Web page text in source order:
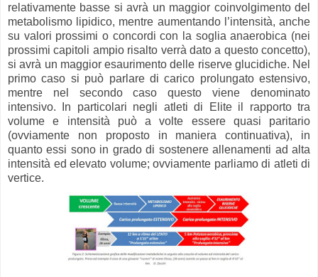
relativamente basse si avrà un maggior coinvolgimento del
metabolismo lipidico, mentre aumentando l’intensità, anche
su valori prossimi o concordi con la soglia anaerobica (nei
prossimi capitoli ampio risalto verrà dato a questo concetto),
si avrà un maggior esaurimento delle riserve glucidiche. Nel
primo caso si può parlare di carico prolungato estensivo,
mentre nel secondo caso questo viene denominato
intensivo. In particolari negli atleti di Elite il rapporto tra
volume e intensità può a volte essere quasi paritario
(ovviamente non proposto in maniera continuativa), in
quanto essi sono in grado di sostenere allenamenti ad alta
intensità ed elevato volume; ovviamente parliamo di atleti di
vertice.